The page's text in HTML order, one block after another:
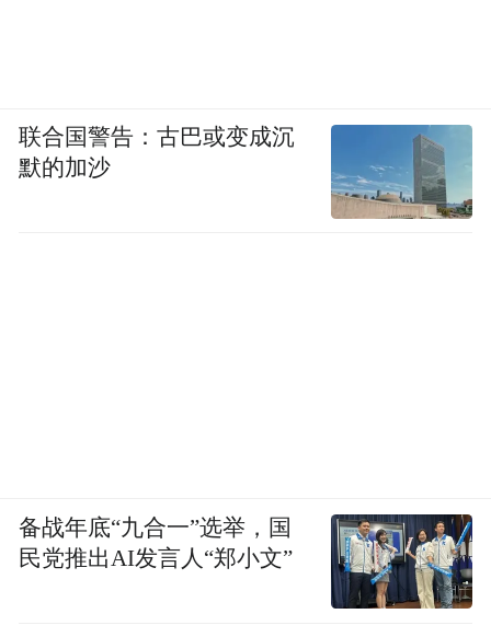
联合国警告：古巴或变成沉
默的加沙
备战年底“九合一”选举，国
民党推出AI发言人“郑小文”